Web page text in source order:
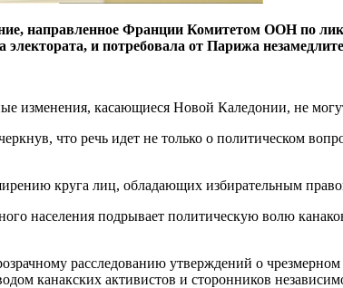
направленное Франции Комитетом ООН по
и потребовала от Парижа
изменения, касающиеся Новой Каледонии, не
что речь идет не только о политическом
круга лиц, обладающих избирательным
населения подрывает политическую волю
расследованию утверждений о
канакских активистов и сторонников